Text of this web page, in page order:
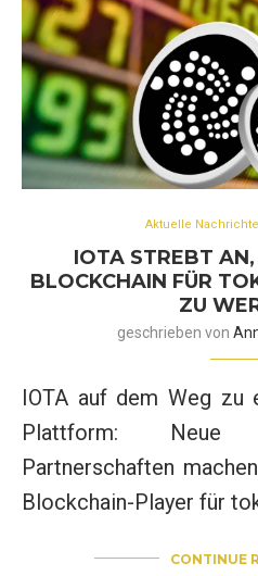
Aktuelle
IOTA STREBT
BLOCKCHAIN FÜR
ZU
geschrieben von
IOTA auf dem Weg zu
Plattform: Neue
Partnerschaften
Blockchain-Player für
CONTINUE